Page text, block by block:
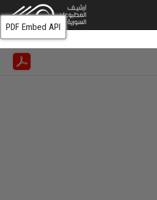
PDF Embed API